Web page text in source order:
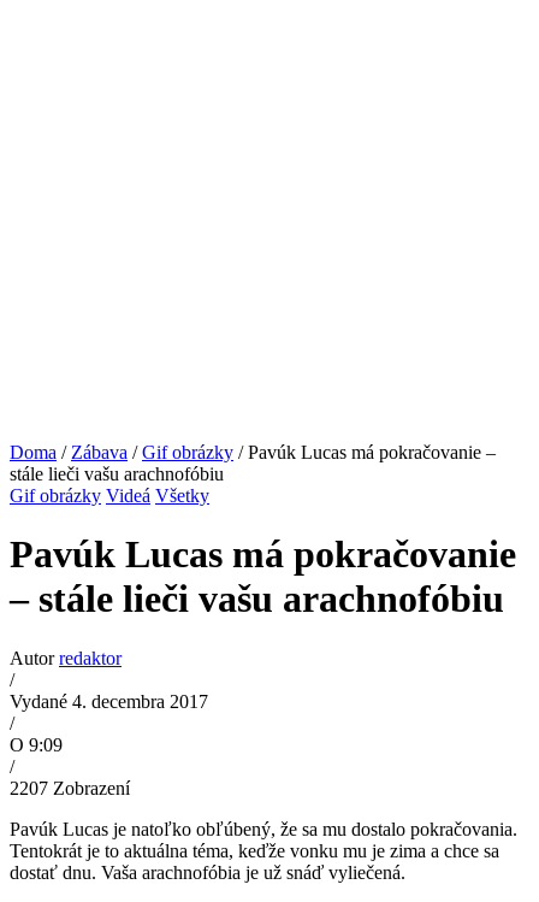
Doma / Zábava /Gif obrázky / Pavúk Lucas má pokračovanie –
stále lieči vašu arachnofóbiu
Gif obrázky Videá Všetky
Pavúk Lucas má pokračovanie
– stále lieči vašu arachnofóbiu
Autorredaktor
/
Vydané 4. decembra 2017
/
O 9:09
/
2207 Zobrazení
Pavúk Lucas je natoľko obľúbený, že sa mu dostalo pokračovania.
Tentokrát je to aktuálna téma, keďže vonku mu je zima a chce sa
dostať dnu. Vaša arachnofóbia je už snáď vyliečená.